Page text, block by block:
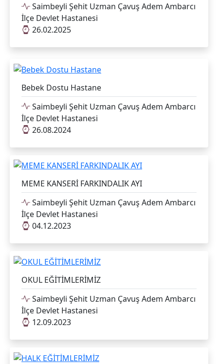
Saimbeyli Şehit Uzman Çavuş Adem Ambarcı
İlçe Devlet Hastanesi
26.02.2025
Bebek Dostu Hastane
Saimbeyli Şehit Uzman Çavuş Adem Ambarcı
İlçe Devlet Hastanesi
26.08.2024
MEME KANSERİ FARKINDALIK AYI
Saimbeyli Şehit Uzman Çavuş Adem Ambarcı
İlçe Devlet Hastanesi
04.12.2023
OKUL EĞİTİMLERİMİZ
Saimbeyli Şehit Uzman Çavuş Adem Ambarcı
İlçe Devlet Hastanesi
12.09.2023